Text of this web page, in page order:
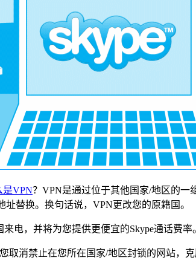
是VPN？VPN是通过位于其他国家/地区的一
替换。换句话说，VPN更改您的原籍国。
电，并将为您提供更便宜的Skype通话费
取消禁止在您所在国家/地区封锁的网站，